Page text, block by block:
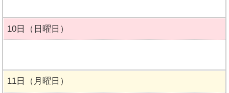
10日（日曜日）
11日（月曜日）